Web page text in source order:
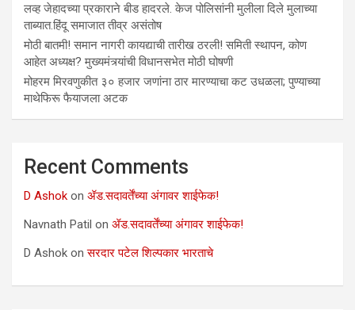
लव्ह जेहादच्या प्रकाराने बीड हादरले. केज पोलिसांनी मुलीला दिले मुलाच्या
ताब्यात.हिंदू समाजात तीव्र असंतोष
मोठी बातमी! समान नागरी कायद्याची तारीख ठरली! समिती स्थापन, कोण
आहेत अध्यक्ष? मुख्यमंत्र्यांची विधानसभेत मोठी घोषणी
मोहरम मिरवणुकीत ३० हजार जणांना ठार मारण्‍याचा कट उधळला; पुण्‍याच्‍या
माथेफिरू फैयाजला अटक
Recent Comments
D Ashok on ॲड.सदावर्तेंच्या अंगावर शाईफेक!
Navnath Patil on ॲड.सदावर्तेंच्या अंगावर शाईफेक!
D Ashok onसरदार पटेल शिल्पकार भारताचे